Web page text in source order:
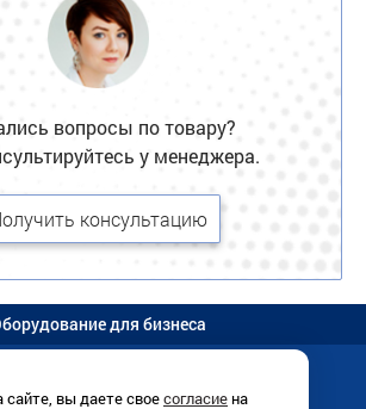
сайте, вы даете своесогласиена
вопросы по товару?
у менеджера.
консультацию
для бизнеса